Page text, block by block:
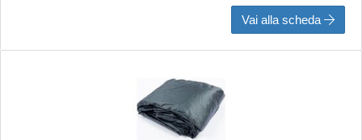
Vai alla scheda